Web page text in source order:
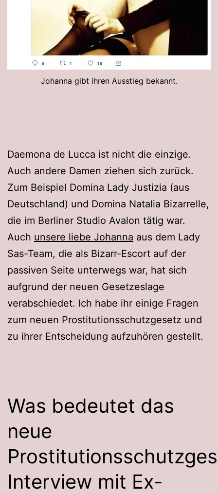
Johanna gibt ihren Ausstieg bekannt.
Daemona de Lucca ist nicht die einzige.
Auch andere Damen ziehen sich zurück.
Zum Beispiel Domina Lady Justizia (aus
Deutschland) und Domina Natalia Bizarrelle,
die im Berliner Studio Avalon tätig war.
Auch unsere liebe Johanna aus dem Lady
Sas-Team, die als Bizarr-Escort auf der
passiven Seite unterwegs war, hat sich
aufgrund der neuen Gesetzeslage
verabschiedet. Ich habe ihr einige Fragen
zum neuen Prostitutionsschutzgesetz und
zu ihrer Entscheidung aufzuhören gestellt.
Was bedeutet das
neue
Interview mit Ex-